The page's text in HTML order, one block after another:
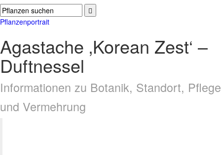
Pflanzenportrait
Agastache ‚Korean Zest‘ –
Duftnessel
Informationen zu Botanik, Standort, Pflege
und Vermehrung